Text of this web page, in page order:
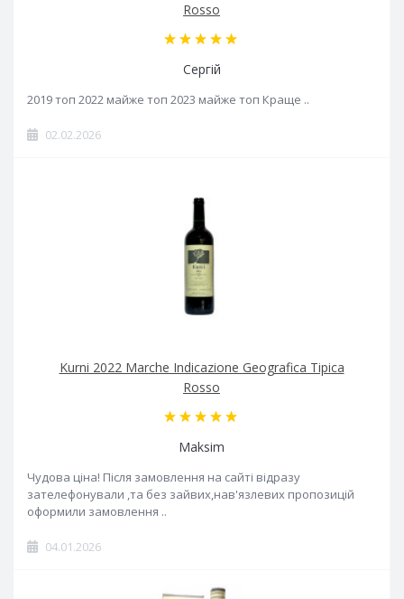
Rosso
Сергій
2019 топ 2022 майже топ 2023 майже топ Краще ..
02.02.2026
Kurni 2022 Marche Indicazione Geografica Tipica
Rosso
Maksim
Чудова ціна! Після замовлення на сайті відразу
зателефонували ,та без зайвих,нав'язлевих пропозицій
оформили замовлення ..
04.01.2026